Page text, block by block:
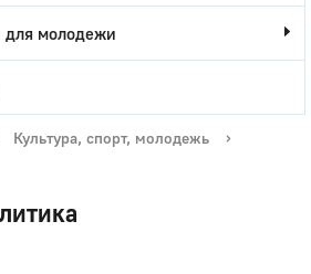
для молодежи
Культура, спорт, молодежь
›